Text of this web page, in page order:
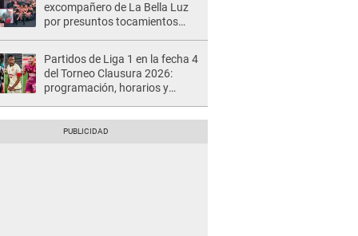
excompañero de La Bella Luz
por presuntos tocamientos
Partidos de Liga 1 en la fecha 4
del Torneo Clausura 2026:
programación, horarios y